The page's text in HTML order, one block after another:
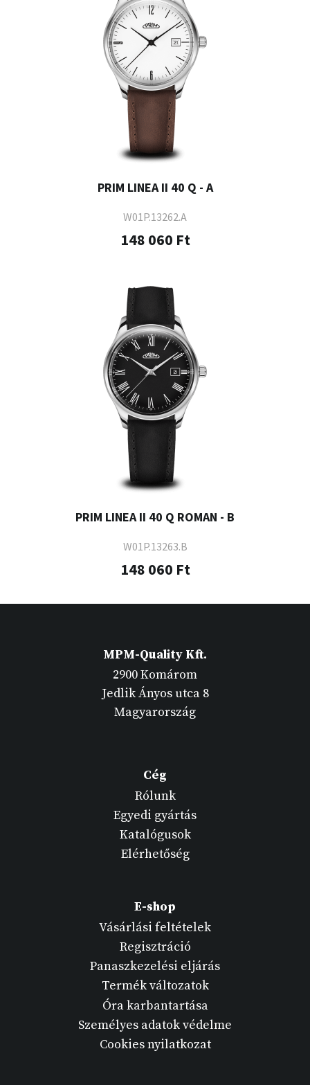
PRIM LINEA II 40 Q - A
W01P.13262.A
148 060 Ft
PRIM LINEA II 40 Q ROMAN - B
W01P.13263.B
148 060 Ft
MPM-Quality Kft.
2900 Komárom
Jedlik Ányos utca 8
Magyarország
Cég
Rólunk
Egyedi gyártás
Katalógusok
Elérhetőség
E-shop
Vásárlási feltételek
Regisztráció
Panaszkezelési eljárás
Termék változatok
Óra karbantartása
Személyes adatok védelme
Cookies nyilatkozat